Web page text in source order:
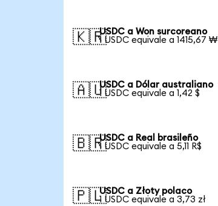
🇰🇷USDC a Won surcoreano
1 USDC equivale a 1415,67 ₩
🇦🇺USDC a Dólar australiano
1 USDC equivale a 1,42 $
🇧🇷USDC a Real brasileño
1 USDC equivale a 5,11 R$
🇵🇱USDC a Złoty polaco
1 USDC equivale a 3,73 zł